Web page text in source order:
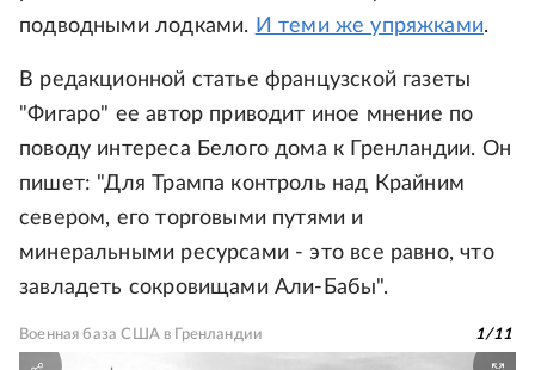
подводными лодками. И теми же упряжками.
В редакционной статье французской газеты
"Фигаро" ее автор приводит иное мнение по
поводу интереса Белого дома к Гренландии. Он
пишет: "Для Трампа контроль над Крайним
севером, его торговыми путями и
минеральными ресурсами - это все равно, что
завладеть сокровищами Али-Бабы".
Военная база США в Гренландии 1/11